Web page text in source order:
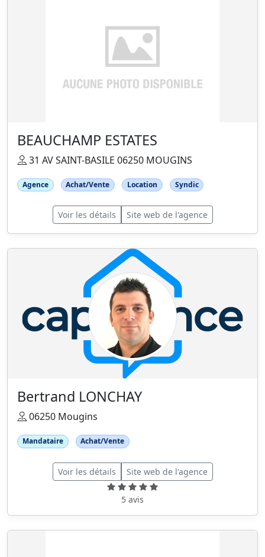
BEAUCHAMP ESTATES
31 AV SAINT-BASILE 06250 MOUGINS
Agence Achat/Vente Location Syndic
Voir les détails Site web de l'agence
Bertrand LONCHAY
06250 Mougins
Mandataire Achat/Vente
Voir les détails Site web de l'agence
5 avis